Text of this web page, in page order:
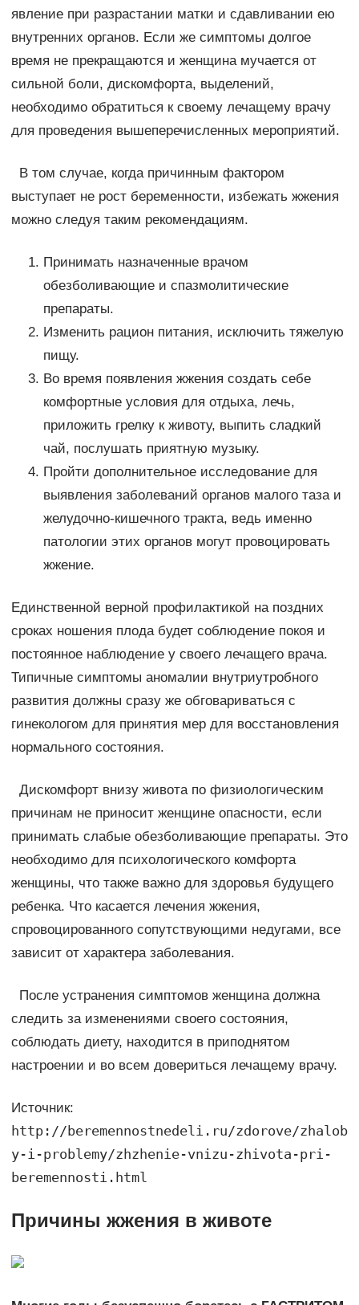
явление при разрастании матки и сдавливании ею
внутренних органов. Если же симптомы долгое
время не прекращаются и женщина мучается от
сильной боли, дискомфорта, выделений,
необходимо обратиться к своему лечащему врачу
для проведения вышеперечисленных мероприятий.
В том случае, когда причинным фактором
выступает не рост беременности, избежать жжения
можно следуя таким рекомендациям.
Принимать назначенные врачом
обезболивающие и спазмолитические
препараты.
Изменить рацион питания, исключить тяжелую
пищу.
Во время появления жжения создать себе
комфортные условия для отдыха, лечь,
приложить грелку к животу, выпить сладкий
чай, послушать приятную музыку.
Пройти дополнительное исследование для
выявления заболеваний органов малого таза и
желудочно-кишечного тракта, ведь именно
патологии этих органов могут провоцировать
жжение.
Единственной верной профилактикой на поздних
сроках ношения плода будет соблюдение покоя и
постоянное наблюдение у своего лечащего врача.
Типичные симптомы аномалии внутриутробного
развития должны сразу же обговариваться с
гинекологом для принятия мер для восстановления
нормального состояния.
Дискомфорт внизу живота по физиологическим
причинам не приносит женщине опасности, если
принимать слабые обезболивающие препараты. Это
необходимо для психологического комфорта
женщины, что также важно для здоровья будущего
ребенка. Что касается лечения жжения,
спровоцированного сопутствующими недугами, все
зависит от характера заболевания.
После устранения симптомов женщина должна
следить за изменениями своего состояния,
соблюдать диету, находится в приподнятом
настроении и во всем довериться лечащему врачу.
Источник:
http://beremennostnedeli.ru/zdorove/zhalob
y-i-problemy/zhzhenie-vnizu-zhivota-pri-
beremennosti.html
Причины жжения в животе